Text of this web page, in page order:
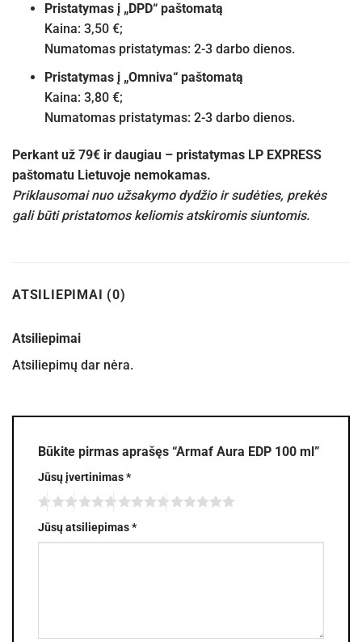
Pristatymas į „DPD“ paštomatą
Kaina: 3,50 €;
Numatomas pristatymas: 2-3 darbo dienos.
Pristatymas į „Omniva“ paštomatą
Kaina: 3,80 €;
Numatomas pristatymas: 2-3 darbo dienos.
Perkant už 79€ ir daugiau – pristatymas LP EXPRESS
paštomatu Lietuvoje nemokamas.
Priklausomai nuo užsakymo dydžio ir sudėties, prekės
gali būti pristatomos keliomis atskiromis siuntomis.
ATSILIEPIMAI (0)
Atsiliepimai
Atsiliepimų dar nėra.
Būkite pirmas aprašęs “Armaf Aura EDP 100 ml”
Jūsų įvertinimas*
Jūsų atsiliepimas*